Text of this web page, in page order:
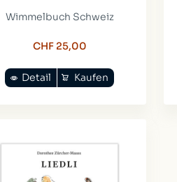
Wimmelbuch Schweiz
CHF 25,00
Kaufen
Detail